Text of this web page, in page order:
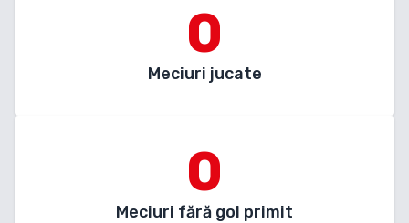
0
Meciuri jucate
0
Meciuri fără gol primit